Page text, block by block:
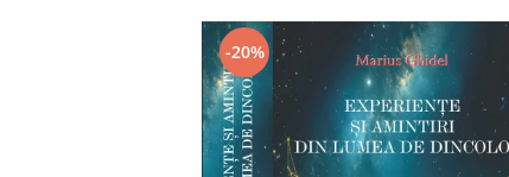
-20%